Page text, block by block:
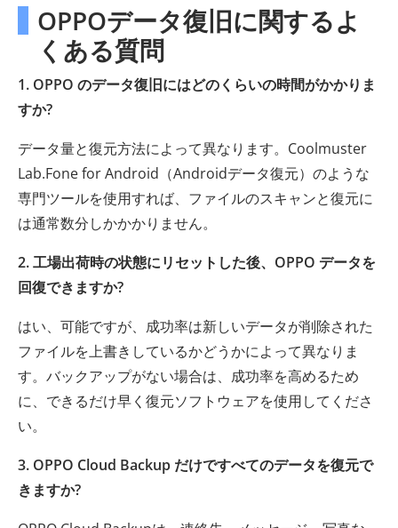
OPPOデータ復旧に関するよ
くある質問
1. OPPO のデータ復旧にはどのくらいの時間がかかりま
すか?
データ量と復元方法によって異なります。Coolmuster
Lab.Fone for Android（Androidデータ復元）のような
専門ツールを使用すれば、ファイルのスキャンと復元に
は通常数分しかかかりません。
2. 工場出荷時の状態にリセットした後、OPPO データを
回復できますか?
はい、可能ですが、成功率は新しいデータが削除された
ファイルを上書きしているかどうかによって異なりま
す。バックアップがない場合は、成功率を高めるため
に、できるだけ早く復元ソフトウェアを使用してくださ
い。
3. OPPO Cloud Backup だけですべてのデータを復元で
きますか?